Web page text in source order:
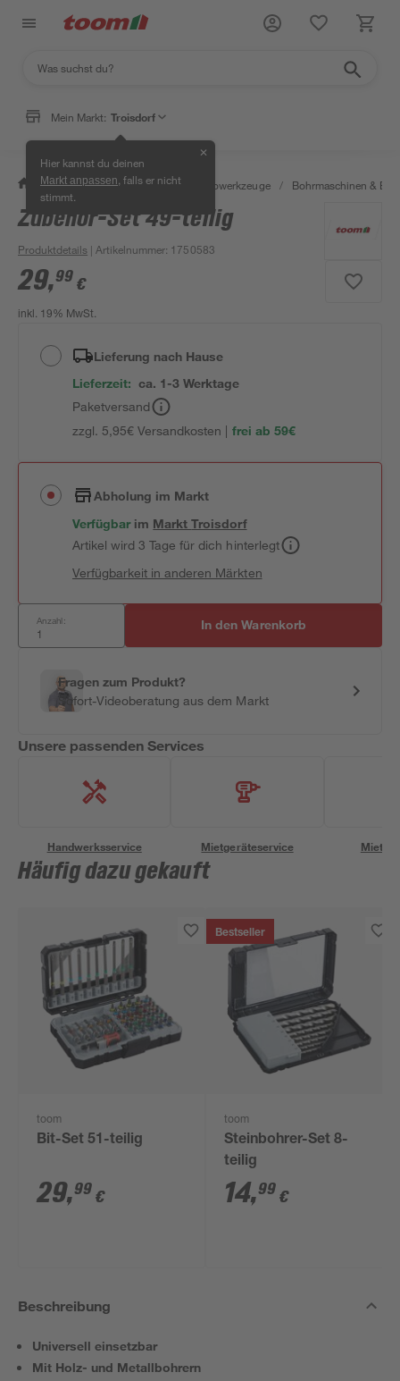
Mein Markt: Troisdorf
Hier kannst du deinen
Markt anpassen , falls er nicht
stimmt.
✕
/ Werkstatt & Maschinen / Elektrowerkzeuge / Bohrmaschinen &
Zubehör-Set 49-teilig
Produktdetails | Artikelnummer: 1750583
29,99 €
inkl. 19% MwSt.
Lieferung nach Hause
Lieferzeit: ca. 1-3 Werktage
Paketversand
zzgl. 5,95€ Versandkosten | frei ab 59€
Abholung im Markt
Verfügbar im MarktTroisdorf
Artikel wird 3 Tage für dich hinterlegt
Verfügbarkeit in anderen Märkten
Anzahl: In den Warenkorb
Fragen zum Produkt?
Sofort-Videoberatung aus dem Markt
Unsere passenden Services
Handwerksservice Mietgeräteservice
Häufig dazu gekauft
toom
Bit-Set 51-teilig
29,99 €
Bestseller
toom
Steinbohrer-Set 8-
teilig
14,99 €
Beschreibung
Universell einsetzbar
Mit Holz- und Metallbohrern